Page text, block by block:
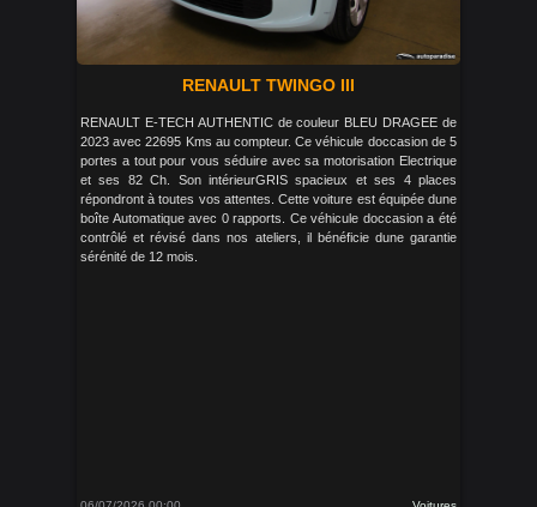
RENAULT TWINGO III
RENAULT E-TECH AUTHENTIC de couleur BLEU DRAGEE de
2023 avec 22695 Kms au compteur. Ce véhicule doccasion de 5
portes a tout pour vous séduire avec sa motorisation Electrique
et ses 82 Ch. Son intérieurGRIS spacieux et ses 4 places
répondront à toutes vos attentes. Cette voiture est équipée dune
boîte Automatique avec 0 rapports. Ce véhicule doccasion a été
contrôlé et révisé dans nos ateliers, il bénéficie dune garantie
sérénité de 12 mois.